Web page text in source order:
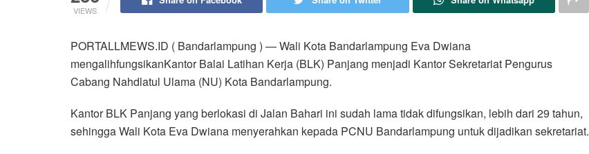
VIEWS
PORTALLMEWS.ID ( Bandarlampung ) — Wali Kota Bandarlampung Eva Dwiana
mengalihfungsikanKantor Balai Latihan Kerja (BLK) Panjang menjadi Kantor Sekretariat Pengurus
Cabang Nahdlatul Ulama (NU) Kota Bandarlampung.
Kantor BLK Panjang yang berlokasi di Jalan Bahari ini sudah lama tidak difungsikan, lebih dari 29 tahun,
sehingga Wali Kota Eva Dwiana menyerahkan kepada PCNU Bandarlampung untuk dijadikan sekretariat.